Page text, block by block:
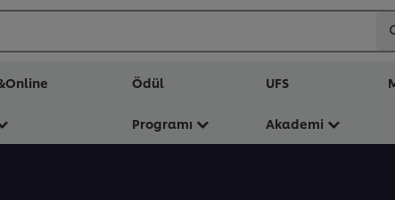
Ödül
Programı
UFS
Akademi